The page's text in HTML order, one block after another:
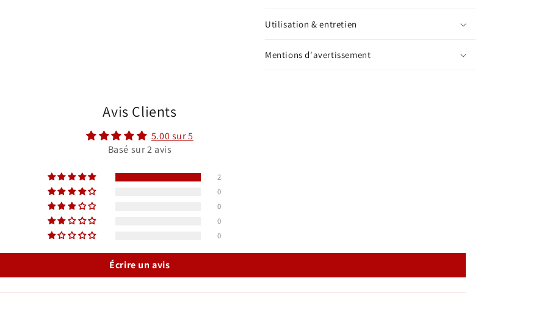
Utilisation & entretien
Mentions d'avertissement
Avis Clients
5.00 sur 5
Basé sur 2 avis
2
0
0
0
0
Écrire un avis